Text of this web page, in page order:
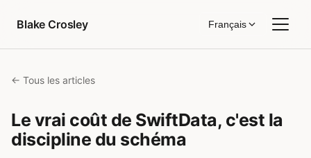
Blake Crosley
Français
← Tous les articles
Le vrai coût de SwiftData, c'est la
discipline du schéma